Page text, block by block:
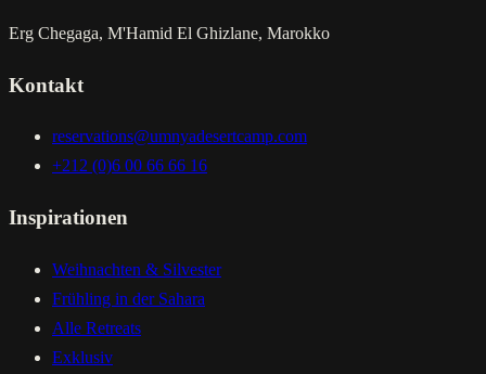
Erg Chegaga, M'Hamid El Ghizlane, Marokko
Kontakt
reservations@umnyadesertcamp.com
+212 (0)6 00 66 66 16
Inspirationen
Weihnachten & Silvester
Frühling in der Sahara
Alle Retreats
Exklusiv